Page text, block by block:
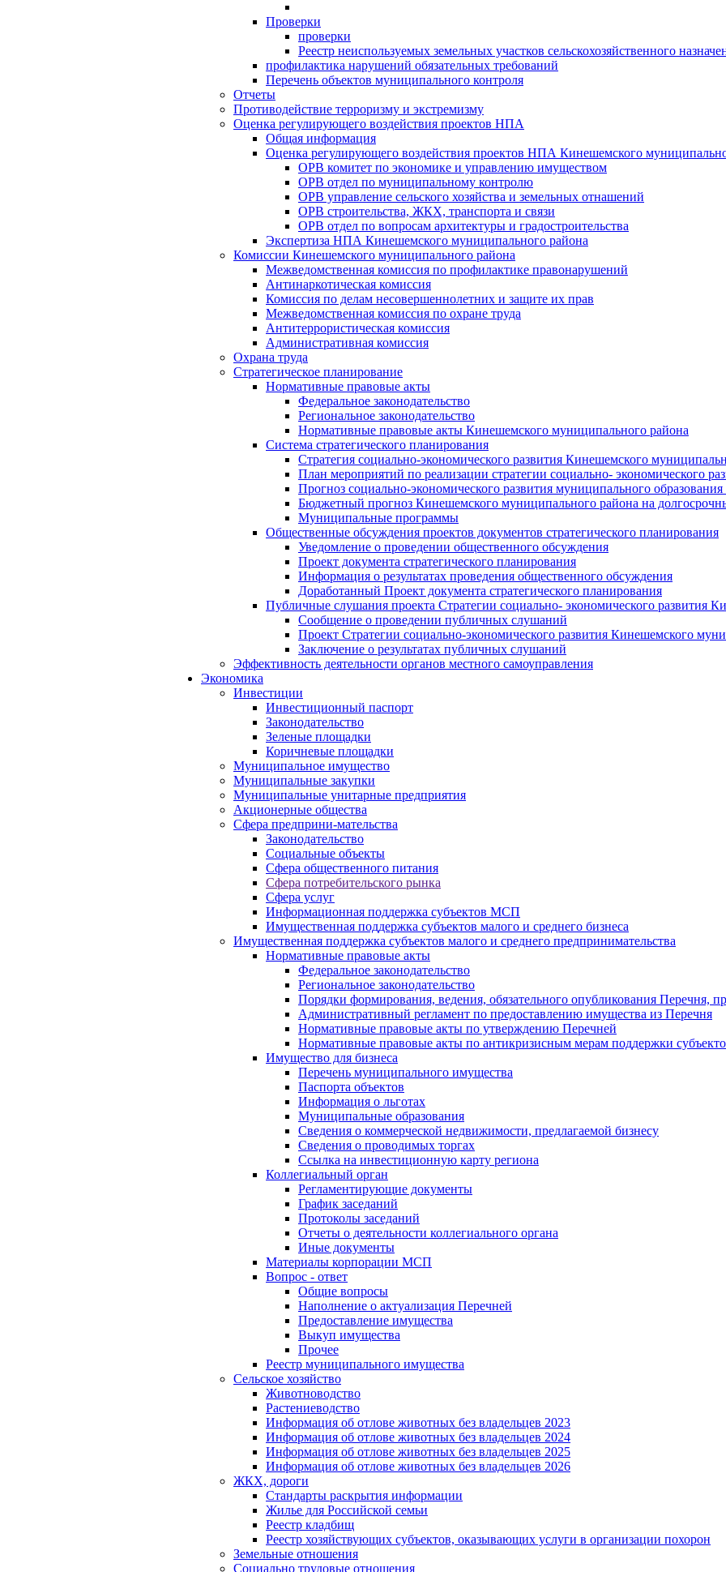
Проверки
проверки
Реестр неиспользуемых земельных участков сельскохозяйственного
профилактика нарушений обязательных требований
Перечень объектов муниципального контроля
Отчеты
Противодействие терроризму и экстремизму
Оценка регулирующего воздействия проектов НПА
Общая информация
Оценка регулирующего воздействия проектов НПА Кинешемского
ОРВ комитет по экономике и управлению имуществом
ОРВ отдел по муниципальному контролю
ОРВ управление сельского хозяйства и земельных отнашений
ОРВ строительства, ЖКХ, транспорта и связи
ОРВ отдел по вопросам архитектуры и градостроительства
Экспертиза НПА Кинешемского муниципального района
Комиссии Кинешемского муниципального района
Межведомственная комиссия по профилактике правонарушений
Антинаркотическая комиссия
Комиссия по делам несовершеннолетних и защите их прав
Межведомственная комиссия по охране труда
Антитеррористическая комиссия
Административная комиссия
Охрана труда
Стратегическое планирование
Нормативные правовые акты
Федеральное законодательство
Региональное законодательство
Нормативные правовые акты Кинешемского муниципального района
Система стратегического планирования
Стратегия социально-экономического развития Кинешемского
План мероприятий по реализации стратегии социально- экономического
Прогноз социально-экономического развития муниципального
Бюджетный прогноз Кинешемского муниципального района на
Муниципальные программы
Общественные обсуждения проектов документов стратегического планирования
Уведомление о проведении общественного обсуждения
Проект документа стратегического планирования
Информация о результатах проведения общественного обсуждения
Доработанный Проект документа стратегического планирования
Публичные слушания проекта Стратегии социально- экономического развития
Сообщение о проведении публичных слушаний
Проект Стратегии социально-экономического развития Кинешемского
Заключение о результатах публичных слушаний
Эффективность деятельности органов местного самоуправления
Экономика
Инвестиции
Инвестиционный паспорт
Законодательство
Зеленые площадки
Коричневые площадки
Муниципальное имущество
Муниципальные закупки
Муниципальные унитарные предприятия
Акционерные общества
Сфера предприни-мательства
Законодательство
Социальные объекты
Сфера общественного питания
Сфера потребительского рынка
Сфера услуг
Информационная поддержка субъектов МСП
Имущественная поддержка субъектов малого и среднего бизнеса
Имущественная поддержка субъектов малого и среднего предпринимательства
Нормативные правовые акты
Федеральное законодательство
Региональное законодательство
Порядки формирования, ведения, обязательного опубликования Перечня,
Административный регламент по предоставлению имущества из Перечня
Нормативные правовые акты по утверждению Перечней
Нормативные правовые акты по антикризисным мерам поддержки
Имущество для бизнеса
Перечень муниципального имущества
Паспорта объектов
Информация о льготах
Муниципальные образования
Сведения о коммерческой недвижимости, предлагаемой бизнесу
Сведения о проводимых торгах
Ссылка на инвестиционную карту региона
Коллегиальный орган
Регламентирующие документы
График заседаний
Протоколы заседаний
Отчеты о деятельности коллегиального органа
Иные документы
Материалы корпорации МСП
Вопрос - ответ
Общие вопросы
Наполнение о актуализация Перечней
Предоставление имущества
Выкуп имущества
Прочее
Реестр муниципального имущества
Сельское хозяйство
Животноводство
Растениеводство
Информация об отлове животных без владельцев 2023
Информация об отлове животных без владельцев 2024
Информация об отлове животных без владельцев 2025
Информация об отлове животных без владельцев 2026
ЖКХ, дороги
Стандарты раскрытия информации
Жилье для Российской семьи
Реестр кладбищ
Реестр хозяйствующих субъектов, оказывающих услуги в организации похорон
Земельные отношения
Социально трудовые отношения